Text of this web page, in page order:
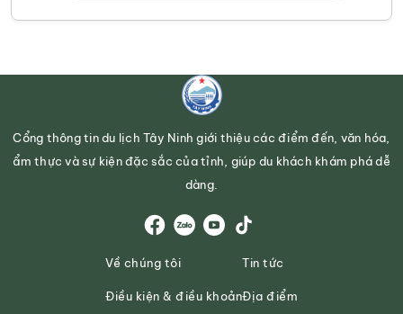
Cổng thông tin du lịch Tây Ninh giới thiệu các điểm đến, văn hóa,
ẩm thực và sự kiện đặc sắc của tỉnh, giúp du khách khám phá dễ
dàng.
Về chúng tôi
Điều kiện & điều khoản
Tin tức
Địa điểm